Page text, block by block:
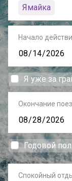
Ямайка
Начало
Я уже за
Окончание
Годовой
Спокойный